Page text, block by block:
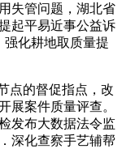
失管问题，湖北省
起平易近事公益诉
强化耕地取质量提
的督促指点，改
展案件质量评查。
发布大数据法令监
深化查察手艺辅帮